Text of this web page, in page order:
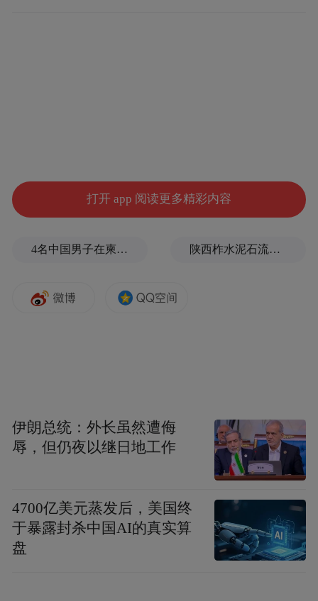
打开 app 阅读更多精彩内容
4名中国男子在柬埔寨杀人抛尸，被判无期 陕西柞水泥石流已致2人死亡，仍有1人失联
伊朗总统：外长虽然遭侮
辱，但仍夜以继日地工作
4700亿美元蒸发后，美国终
于暴露封杀中国AI的真实算
盘